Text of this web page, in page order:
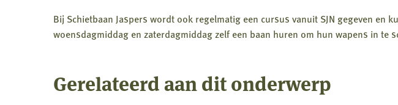
Bij Schietbaan Jaspers wordt ook regelmatig een cursus vanuit SJN gegeven en
woensdagmiddag en zaterdagmiddag zelf een baan huren om hun wapens in te
Gerelateerd aan dit onderwerp